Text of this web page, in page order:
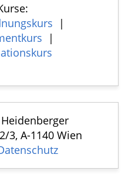
|
|
3, A-1140 Wien